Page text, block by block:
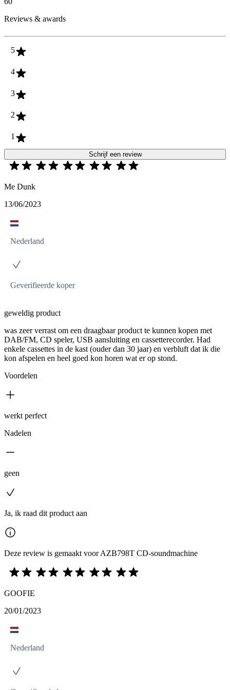
Reviews & awards
5
4
3
2
1
Schrijf een review
Me Dunk
13/06/2023
Nederland
Geverifieerde koper
geweldig product
was zeer verrast om een draagbaar product te kunnen kopen met
DAB/FM, CD speler, USB aansluiting en cassetterecorder. Had
enkele cassettes in de kast (ouder dan 30 jaar) en verbluft dat ik die
kon afspelen en heel goed kon horen wat er op stond.
Voordelen
werkt perfect
Nadelen
geen
Ja, ik raad dit product aan
Deze review is gemaakt voor AZB798T CD-soundmachine
GOOFIE
20/01/2023
Nederland